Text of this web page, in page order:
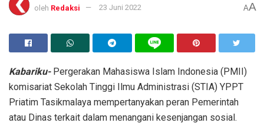
oleh Redaksi 23 Juni 2022 AA
Kabariku-Pergerakan Mahasiswa Islam Indonesia (PMII)
komisariat Sekolah Tinggi Ilmu Administrasi (STIA) YPPT
Priatim Tasikmalaya mempertanyakan peran Pemerintah
atau Dinas terkait dalam menangani kesenjangan sosial.